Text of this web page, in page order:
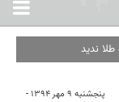
ندید
پنجشنبه ۹ مهر ۱۳۹۴ -